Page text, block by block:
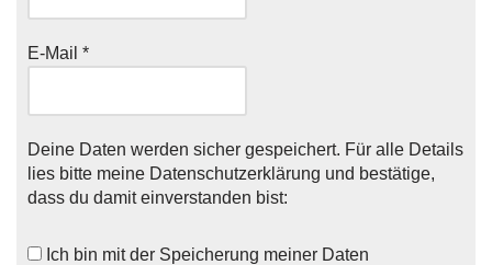
E-Mail *
Deine Daten werden sicher gespeichert. Für alle Details
lies bitte meine Datenschutzerklärung und bestätige,
dass du damit einverstanden bist:
Ich bin mit der Speicherung meiner Daten